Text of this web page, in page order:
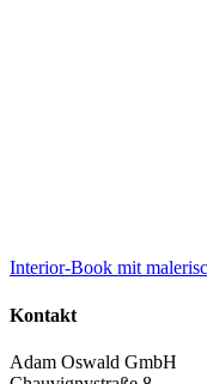
Interior-Book mit
Kontakt
Adam Oswald GmbH